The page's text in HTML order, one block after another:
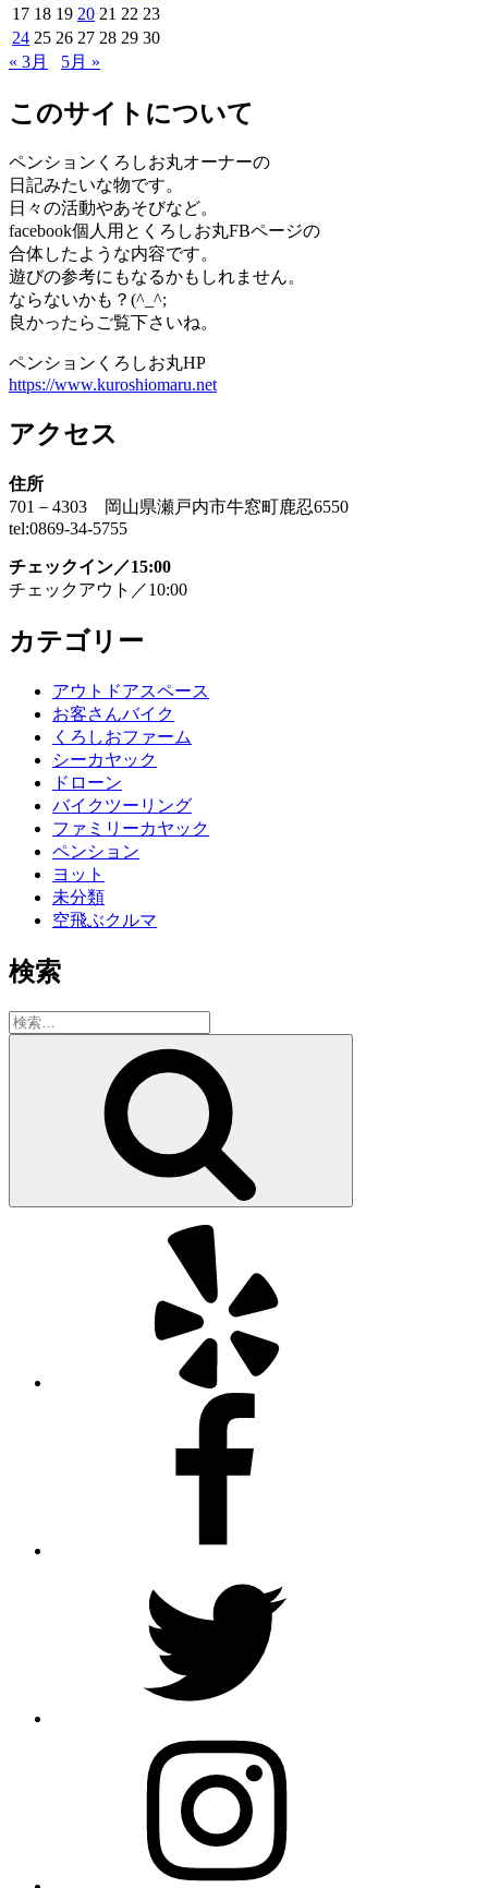
17 18 19 20 21 22 23
24 25 26 27 28 29 30
« 3月
5月 »
このサイトについて
ペンションくろしお丸オーナーの
日記みたいな物です。
日々の活動やあそびなど。
facebook個人用とくろしお丸FBページの
合体したような内容です。
遊びの参考にもなるかもしれません。
ならないかも？(^_^;
良かったらご覧下さいね。
ペンションくろしお丸HP
https://www.kuroshiomaru.net
アクセス
住所
701－4303 岡山県瀬戸内市牛窓町鹿忍6550
tel:0869-34-5755
チェックイン／15:00
チェックアウト／10:00
カテゴリー
アウトドアスペース
お客さんバイク
くろしおファーム
シーカヤック
ドローン
バイクツーリング
ファミリーカヤック
ペンション
ヨット
未分類
空飛ぶクルマ
検索
検
索: